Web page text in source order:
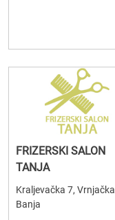
FRIZERSKI SALON
TANJA
Kraljevačka 7, Vrnjačka
Banja